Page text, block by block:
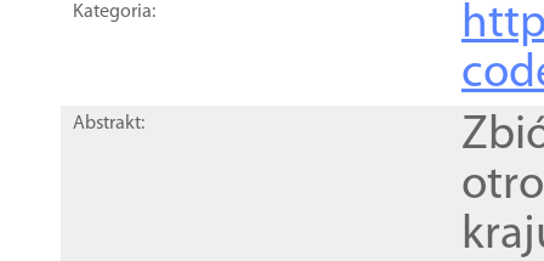
Kategoria:
Abstrakt: